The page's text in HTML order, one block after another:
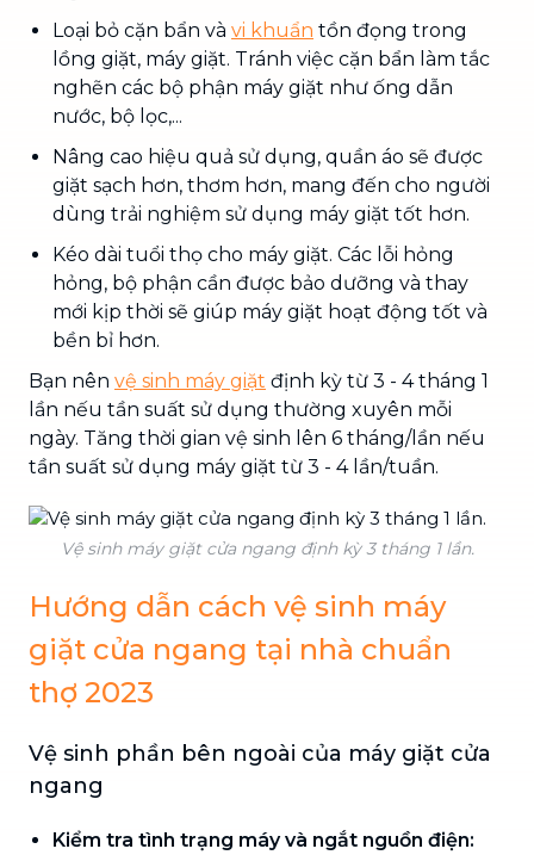
Loại bỏ cặn bẩn và vi khuẩn tồn đọng trong
lồng giặt, máy giặt. Tránh việc cặn bẩn làm tắc
nghẽn các bộ phận máy giặt như ống dẫn
nước, bộ lọc,...
Nâng cao hiệu quả sử dụng, quần áo sẽ được
giặt sạch hơn, thơm hơn, mang đến cho người
dùng trải nghiệm sử dụng máy giặt tốt hơn.
Kéo dài tuổi thọ cho máy giặt. Các lỗi hỏng
hỏng, bộ phận cần được bảo dưỡng và thay
mới kịp thời sẽ giúp máy giặt hoạt động tốt và
bền bỉ hơn.
Bạn nên vệ sinh máy giặt định kỳ từ 3 - 4 tháng 1
lần nếu tần suất sử dụng thường xuyên mỗi
ngày. Tăng thời gian vệ sinh lên 6 tháng/lần nếu
tần suất sử dụng máy giặt từ 3 - 4 lần/tuần.
Vệ sinh máy giặt cửa ngang định kỳ 3 tháng 1 lần.
Hướng dẫn cách vệ sinh máy
giặt cửa ngang tại nhà chuẩn
thợ 2023
Vệ sinh phần bên ngoài của máy giặt cửa
ngang
Kiểm tra tình trạng máy và ngắt nguồn điện: